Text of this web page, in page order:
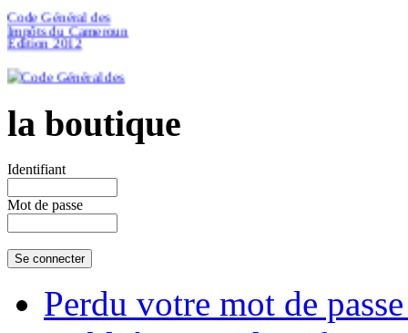
Code Général des
Impôts du Cameroun
Edition 2012
la boutique
Identifiant
Mot de passe
Perdu votre mot de